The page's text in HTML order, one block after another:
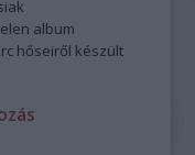
album
hőseiről készült